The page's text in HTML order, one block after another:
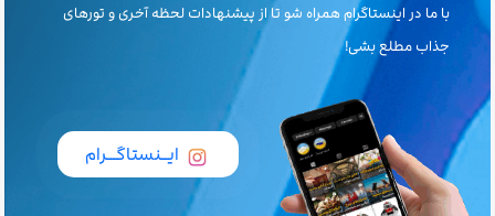
با ما در اینستاگرام همراه شو تا از پیشنهادات لحظه آخری و تورهای
جذاب مطلع بشی!
ایــنستاگـــرام